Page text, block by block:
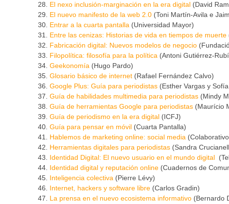
El nexo inclusión-marginación en la era digital (David
El nuevo manifesto de la web 2.0 (Toni Martín-Avila e
Entrar a la cuarta pantalla (Universidad Mayor)
Entre las cenizas: Historias de vida en tiempos de muerte
Fabricación digital: Nuevos modelos de negocio
Filopolítica: filosofía para la política (Antoni Gutiérrez-
Geekonomía (Hugo Pardo)
Glosario básico de internet (Rafael Fernández Calvo)
Google Plus: Guía para periodistas (Esther Vargas y
Guía de habilidades multimedia para periodistas (Mindy
Guía de herramientas Google para periodistas (Maurício
Guía de periodismo en la era digital (ICFJ)
Guía para pensar en móvil (Cuarta Pantalla)
Hablemos de marketing online: social media
Herramientas digitales para periodistas (Sandra
Identidad Digital: El nuevo usuario en el mundo digital
Identidad digital y reputación online (Cuadernos de
Inteligencia colectiva (Pierre Lévy)
Internet, hackers y software libre (Carlos Gradin)
La prensa en el nuevo ecosistema informativo (Bernardo